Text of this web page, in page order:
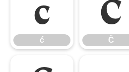
ć
ć
Ĉ
Ĉ